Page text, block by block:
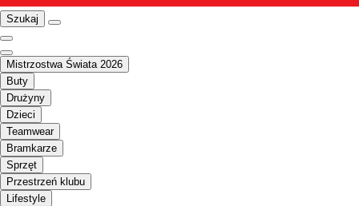
Szukaj
Mistrzostwa Świata 2026
Buty
Drużyny
Dzieci
Teamwear
Bramkarze
Sprzęt
Przestrzeń klubu
Lifestyle